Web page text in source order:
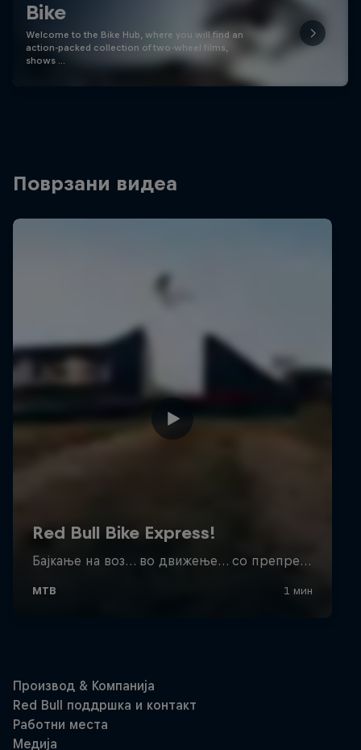
Bike
Welcome to the Bike Hub, where you will find an
action-packed collection of two-wheel films,
shows …
Поврзани видеа